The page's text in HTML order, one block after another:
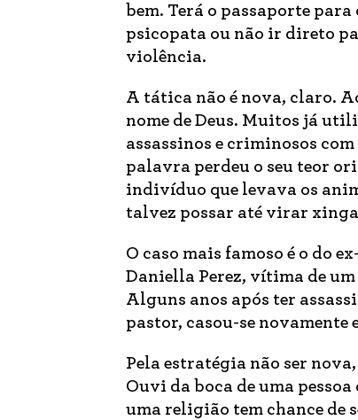
bem. Terá o passaporte
psicopata ou não ir direto
violência.
A tática não é nova, claro.
nome de Deus. Muitos já
assassinos e criminosos
palavra perdeu o seu teor
indivíduo que levava os
talvez possar até virar
O caso mais famoso é o do
Daniella Perez, vítima de um
Alguns anos após ter
pastor, casou-se novamente
Pela estratégia não ser
Ouvi da boca de uma
uma religião tem chance de